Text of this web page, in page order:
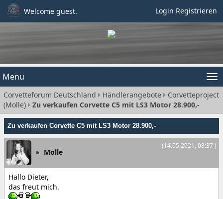
Welcome guest. Login Registrieren
Menu
Corvetteforum Deutschland Händlerangebote
Corvetteproject
(Molle)
Zu verkaufen Corvette C5 mit LS3 Motor 28.900,-
Zu verkaufen Corvette C5 mit LS3 Motor 28.900,-
(14.05.2021, 08:37 )
Molle
Hallo Dieter,
das freut mich.